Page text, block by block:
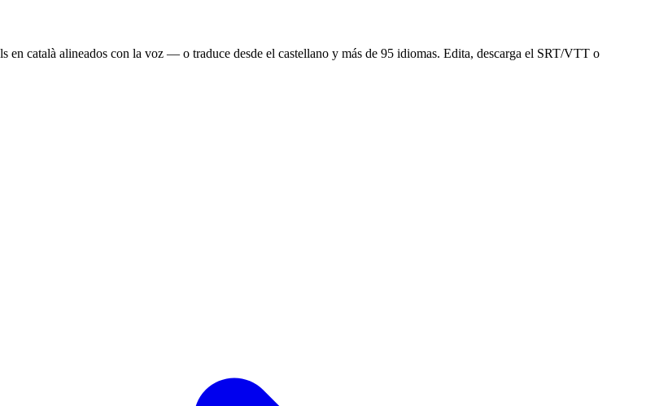
en català alineados con la voz — o traduce desde el castellano y más de 95 idiomas. Edita, descarga el SRT/VTT o